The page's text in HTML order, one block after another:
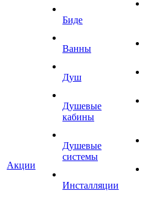
Акции
Биде
Ванны
Душ
Душевые
кабины
Душевые
системы
Инсталляции